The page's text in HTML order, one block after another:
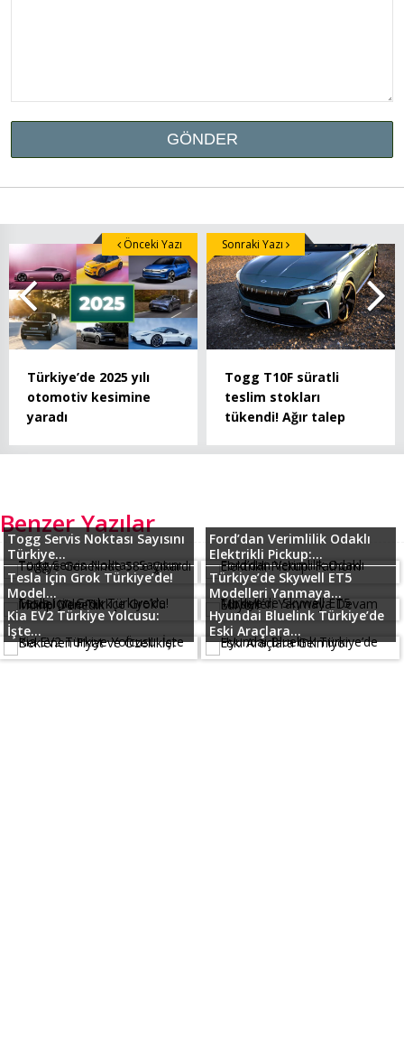
Türkiye’de 2025 yılı
otomotiv kesimine
yaradı
Önceki Yazı
Togg T10F süratli
teslim stokları
tükendi! Ağır talep
Sonraki Yazı
Benzer Yazılar
Togg Servis Noktası Sayısını
Türkiye...
Ford’dan Verimlilik Odaklı
Elektrikli Pickup:...
Tesla için Grok Türkiye’de!
Model...
Türkiye’de Skywell ET5
Modelleri Yanmaya...
Kia EV2 Türkiye Yolcusu:
İşte...
Hyundai Bluelink Türkiye’de
Eski Araçlara...